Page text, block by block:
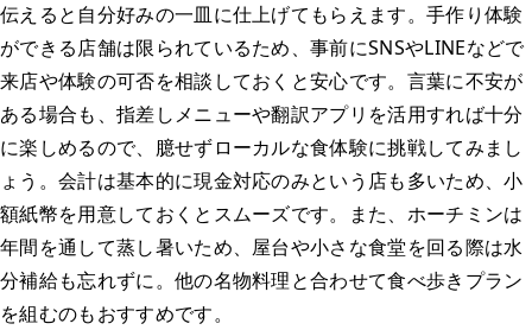
伝えると自分好みの一皿に仕上げてもらえます。手作り体験
ができる店舗は限られているため、事前にSNSやLINEなどで
来店や体験の可否を相談しておくと安心です。言葉に不安が
ある場合も、指差しメニューや翻訳アプリを活用すれば十分
に楽しめるので、臆せずローカルな食体験に挑戦してみまし
ょう。会計は基本的に現金対応のみという店も多いため、小
額紙幣を用意しておくとスムーズです。また、ホーチミンは
年間を通して蒸し暑いため、屋台や小さな食堂を回る際は水
分補給も忘れずに。他の名物料理と合わせて食べ歩きプラン
を組むのもおすすめです。